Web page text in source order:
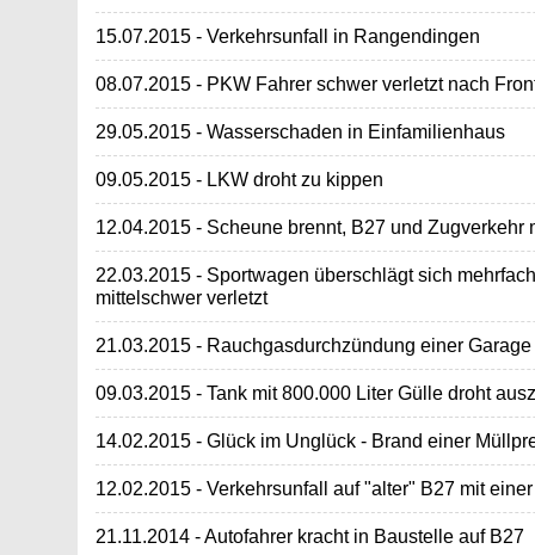
15.07.2015 - Verkehrsunfall in Rangendingen
08.07.2015 - PKW Fahrer schwer verletzt nach
29.05.2015 - Wasserschaden in Einfamilienhaus
09.05.2015 - LKW droht zu kippen
12.04.2015 - Scheune brennt, B27 und Zugverkehr
22.03.2015 - Sportwagen überschlägt sich
mittelschwer verletzt
21.03.2015 - Rauchgasdurchzündung einer Garage
09.03.2015 - Tank mit 800.000 Liter Gülle droht
14.02.2015 - Glück im Unglück - Brand einer
12.02.2015 - Verkehrsunfall auf "alter" B27 mit
21.11.2014 - Autofahrer kracht in Baustelle auf B27